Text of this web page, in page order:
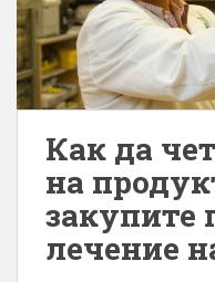
Как да
на
закупите
лечение